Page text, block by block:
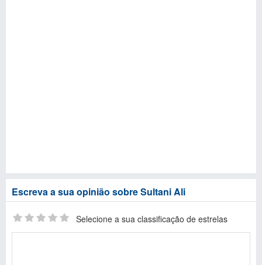
Escreva a sua opinião sobre Sultani Ali
Selecione a sua classificação de estrelas